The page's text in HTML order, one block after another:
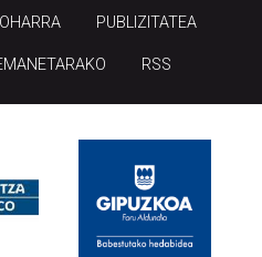
PUBLIZITATEA
RSS